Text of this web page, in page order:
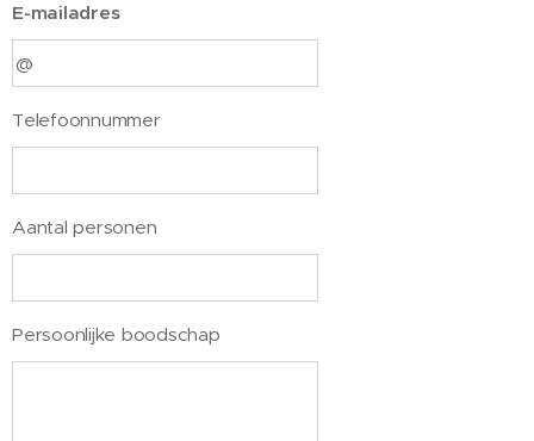
E-mailadres
Telefoonnummer
Aantal personen
Persoonlijke boodschap